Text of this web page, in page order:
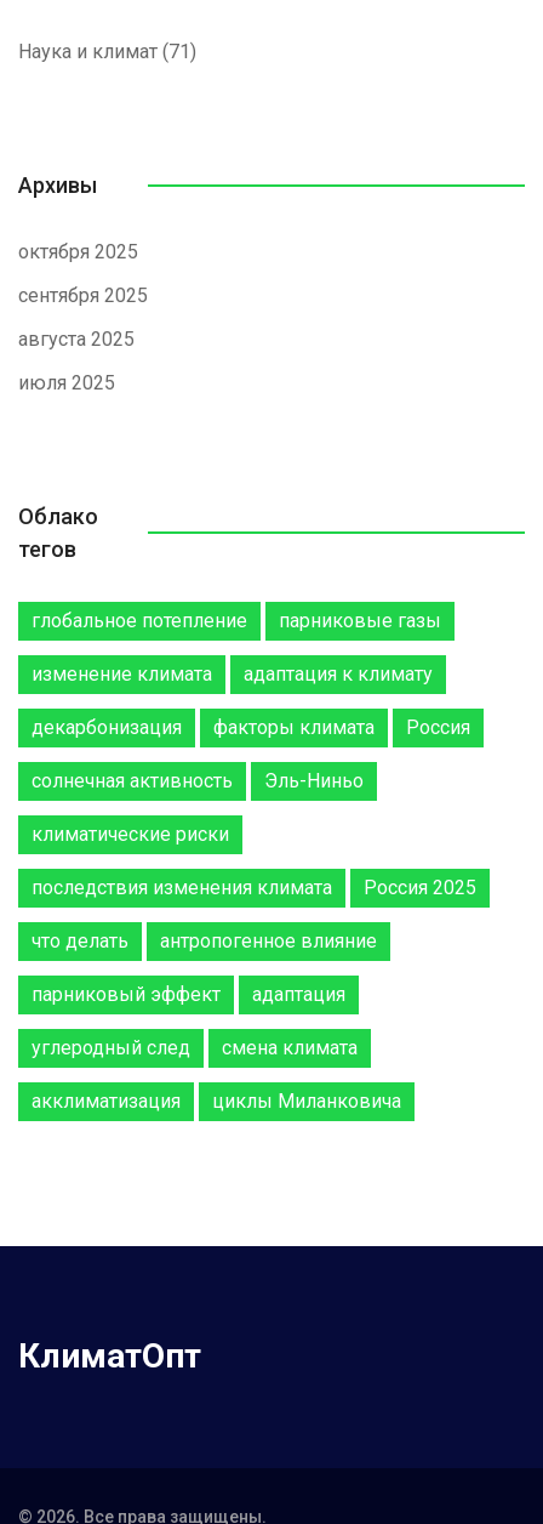
Наука и климат (71)
Архивы
октября 2025
сентября 2025
августа 2025
июля 2025
Облако
тегов
глобальное потепление парниковые газы
изменение климата адаптация к климату
декарбонизация факторы климата Россия
солнечная активность Эль-Ниньо
климатические риски
последствия изменения климата Россия 2025
что делать антропогенное влияние
парниковый эффект адаптация
углеродный след смена климата
акклиматизация циклы Миланковича
КлиматОпт
© 2026. Все права защищены.